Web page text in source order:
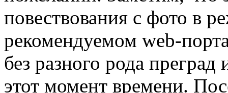
повествования с фото в
рекомендуемом web-
без разного рода
этот момент времени.